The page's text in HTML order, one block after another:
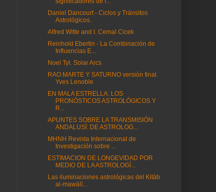
Daniel Dancourt - Ciclos y Tránsitos
Astrológicos.
Alfred Witte and I. Cemal Cicek
Reinhold Ebertin - La Combinación de
Influencias E...
Noel Tyl. Solar Arcs
RAO MARTE Y SATURNO versión final.
Yves Lenoble
EN MALA ESTRELLA: LOS
PRONÓSTICOS ASTROLÓGICOS Y
R...
APUNTES SOBRE LA TRANSMISIÓN
ANDALUSÍ: DE ASTROLOG...
MHNH Revista Internacional de
Investigación sobre ...
ESTIMACION DE LONGEVIDAD POR
MEDIO DE LA ASTROLOGÍ...
Las iluminaciones astrológicas del Kitāb
al-mawālī...